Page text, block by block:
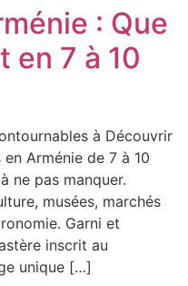
: Que
en 7 à 10
à Découvrir
Arménie de 7 à 10
ne pas manquer.
musées, marchés
Garni et
inscrit au
unique […]